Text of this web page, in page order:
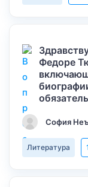
Федоре
София
Литература